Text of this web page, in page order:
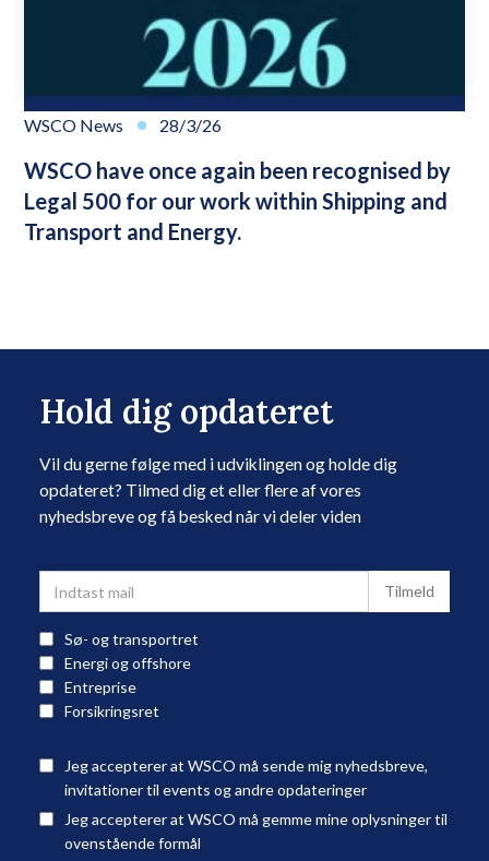
WSCO News 28/3/26
WSCO have once again been recognised by
Legal 500 for our work within Shipping and
Transport and Energy.
Hold dig opdateret
Vil du gerne følge med i udviklingen og holde dig
opdateret? Tilmed dig et eller flere af vores
nyhedsbreve og få besked når vi deler viden
Sø- og transportret
Energi og offshore
Entreprise
Forsikringsret
Jeg accepterer at WSCO må sende mig nyhedsbreve,
invitationer til events og andre opdateringer
Jeg accepterer at WSCO må gemme mine oplysninger til
ovenstående formål